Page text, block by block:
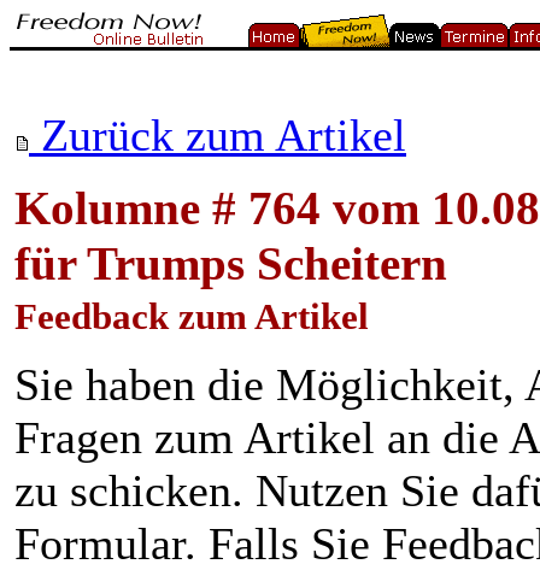
Zurück zum Artikel
Kolumne # 764 vom
für Trumps Scheitern
Feedback zum Artikel
Sie haben die Möglichkeit,
Fragen zum Artikel an die
zu schicken. Nutzen Sie
Formular. Falls Sie